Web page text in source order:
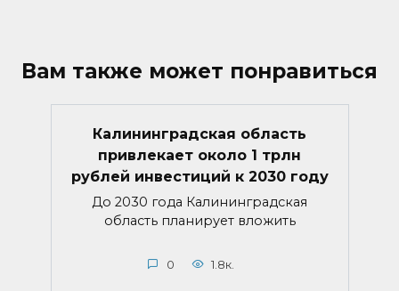
Вам также может понравиться
Калининградская область
привлекает около 1 трлн
рублей инвестиций к 2030 году
До 2030 года Калининградская
область планирует вложить
0 1.8к.